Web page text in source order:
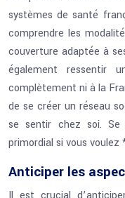
systèmes de santé
comprendre les
couverture adaptée à
également ressentir
complètement ni à la
de se créer un réseau
se sentir chez soi.
primordial si vous
Anticiper les